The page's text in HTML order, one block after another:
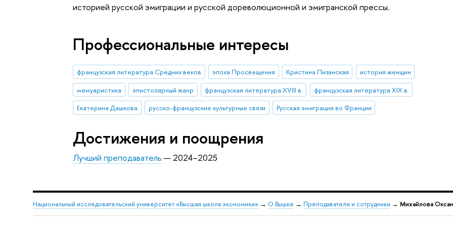
историей русской эмиграции и русской дореволюционной и эмигранской прессы.
Профессиональные интересы
французская литература Средних веков эпоха Просвещения Кристина Пизанская
история женщин
мемуаристика
эпистолярный жанр французская литература XVIII в.
французская литература XIX в.
Екатерина Дашкова
русско-французские культурные связи Русская эмиграция во Франции
Достижения и поощрения
Лучший преподаватель — 2024–2025
Национальный исследовательский университет «Высшая школа экономики» → О Вышке → Преподаватели и сотрудники → Михайлова